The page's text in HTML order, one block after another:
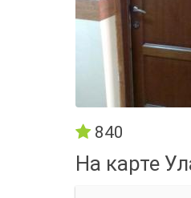
840
На карте